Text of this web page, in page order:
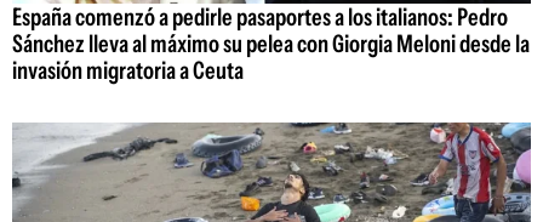
España comenzó a pedirle pasaportes a los italianos: Pedro
Sánchez lleva al máximo su pelea con Giorgia Meloni desde la
invasión migratoria a Ceuta